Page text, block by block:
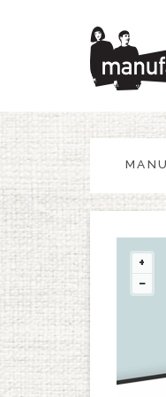
GESCHEHEN
EINKAUFEN
ANGEBOTE
PLAN
ÜBER UNS
+
−